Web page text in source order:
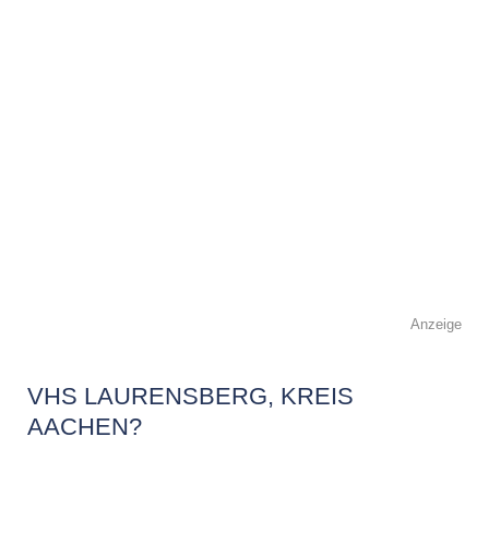
Anzeige
VHS LAURENSBERG, KREIS
AACHEN?